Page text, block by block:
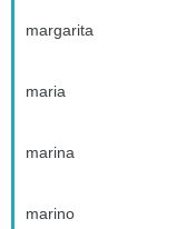
margarita
maria
marina
marino